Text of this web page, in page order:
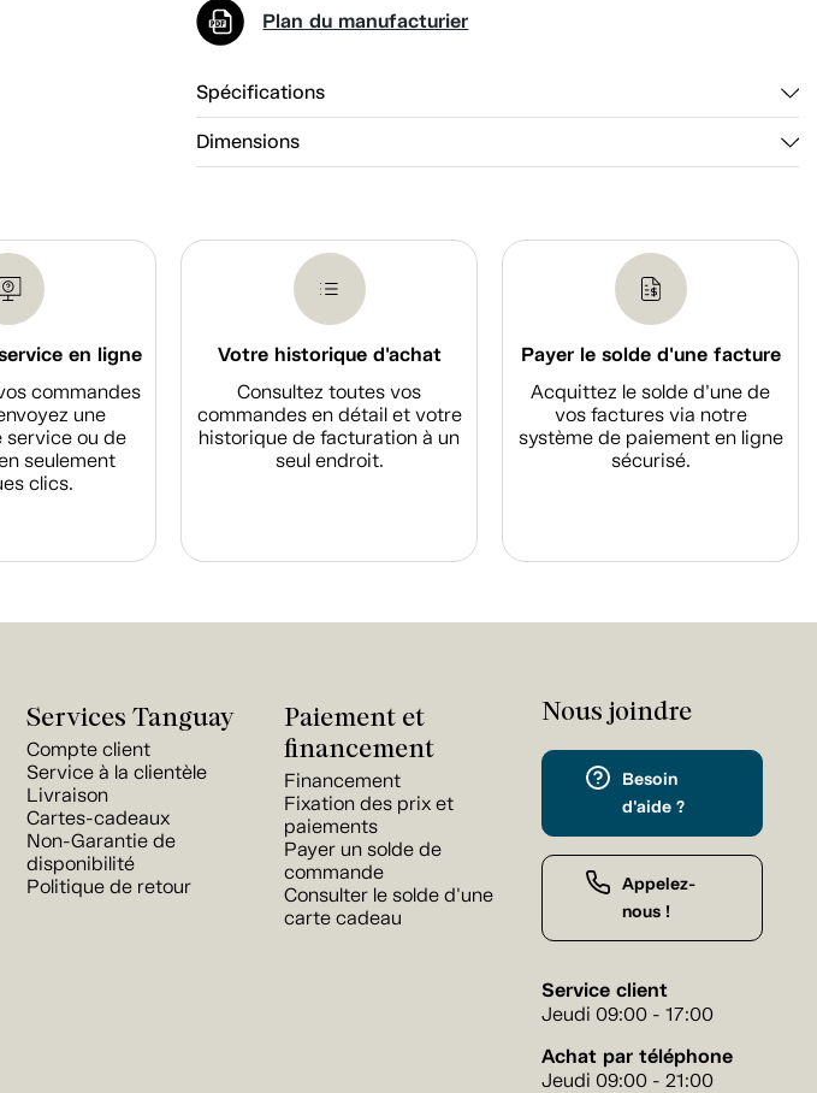
Plan du manufacturier
Spécifications
Dimensions
en ligne
commandes
une
service ou de
seulement
clics.
Votre historique d'achat
Consultez toutes vos
commandes en détail et votre
historique de facturation à un
seul endroit.
Payer le solde d'une facture
Acquittez le solde d’une de
vos factures via notre
système de paiement en ligne
sécurisé.
Services Tanguay
Compte client
Service à la clientèle
Livraison
Cartes-cadeaux
Non-Garantie de
disponibilité
Politique de retour
Paiement et
financement
Financement
Fixation des prix et
paiements
Payer un solde de
commande
Consulter le solde d'une
carte cadeau
Nous joindre
Besoin
d'aide ?
Appelez-
nous !
Service client
Jeudi 09:00 - 17:00
Achat par téléphone
Jeudi 09:00 - 21:00